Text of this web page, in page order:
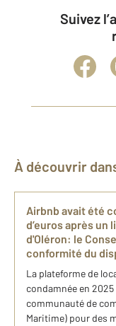
Suivez l’actualité immobilière et
À découvrir
Airbnb avait été
d’euros après un
d'Oléron: le
conformité du
La plateforme de
condamnée en
communauté de
Maritime) pour des